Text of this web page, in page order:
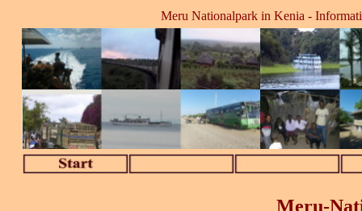
Meru Nationalpark in Kenia -
Meru-